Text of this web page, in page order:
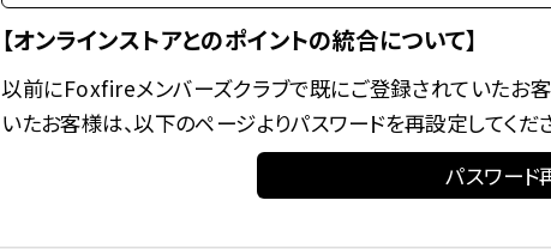
【オンラインストアとのポイントの統合について】
以前にFoxfireメンバーズクラブで既にご登録されていたお
いたお客様は、以下のページよりパスワードを再設定してくだ
パスワード